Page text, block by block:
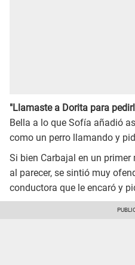
"Llamaste a Dorita para
Bella a lo que Sofía añadió
como un perro llamando y
Si bien Carbajal en un
al parecer, se sintió muy
conductora que le encaró y